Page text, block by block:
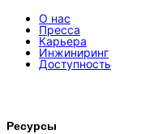
О нас
Пресса
Карьера
Инжиниринг
Доступность
Ресурсы